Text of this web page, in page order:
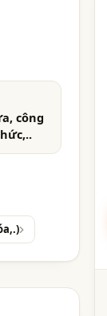
công